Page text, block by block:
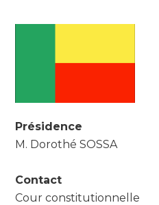
Présidence
M. Dorothé SOSSA
Contact
Cour constitutionnelle